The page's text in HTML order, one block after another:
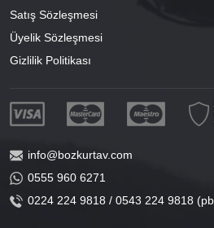
Satış Sözleşmesi
Üyelik Sözleşmesi
Gizlilik Politikası
info@bozkurtav.com
0555 960 6271
0224 224 9818 / 0543 224 9818